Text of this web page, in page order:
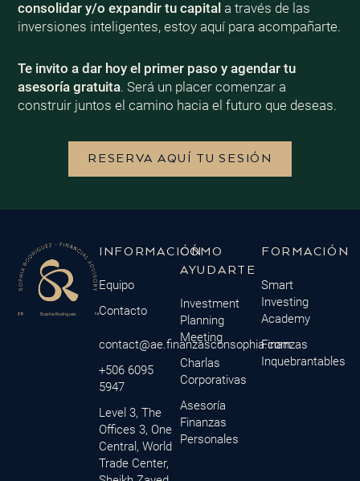
consolidar y/o expandir tu capitala través de las
inversiones inteligentes, estoy aquí para acompañarte.
Te invito a dar hoy el primer paso y agendar tu
asesoría gratuita. Será un placer comenzar a
construir juntos el camino hacia el futuro que deseas.
RESERVA AQUÍ TU SESIÓN
INFORMACIÓN
Equipo
Contacto
contact@ae.finanzasconsophia.com
+506 6095
5947
Level 3, The
Offices 3, One
Central, World
Trade Center,
CÓMO
AYUDARTE
Investment
Planning
Meeting
Charlas
Corporativas
Asesoría
Finanzas
Personales
FORMACIÓN
Smart
Investing
Academy
Finanzas
Inquebrantables